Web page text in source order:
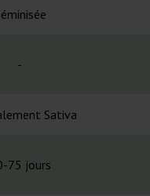
-
Sativa
75 jours